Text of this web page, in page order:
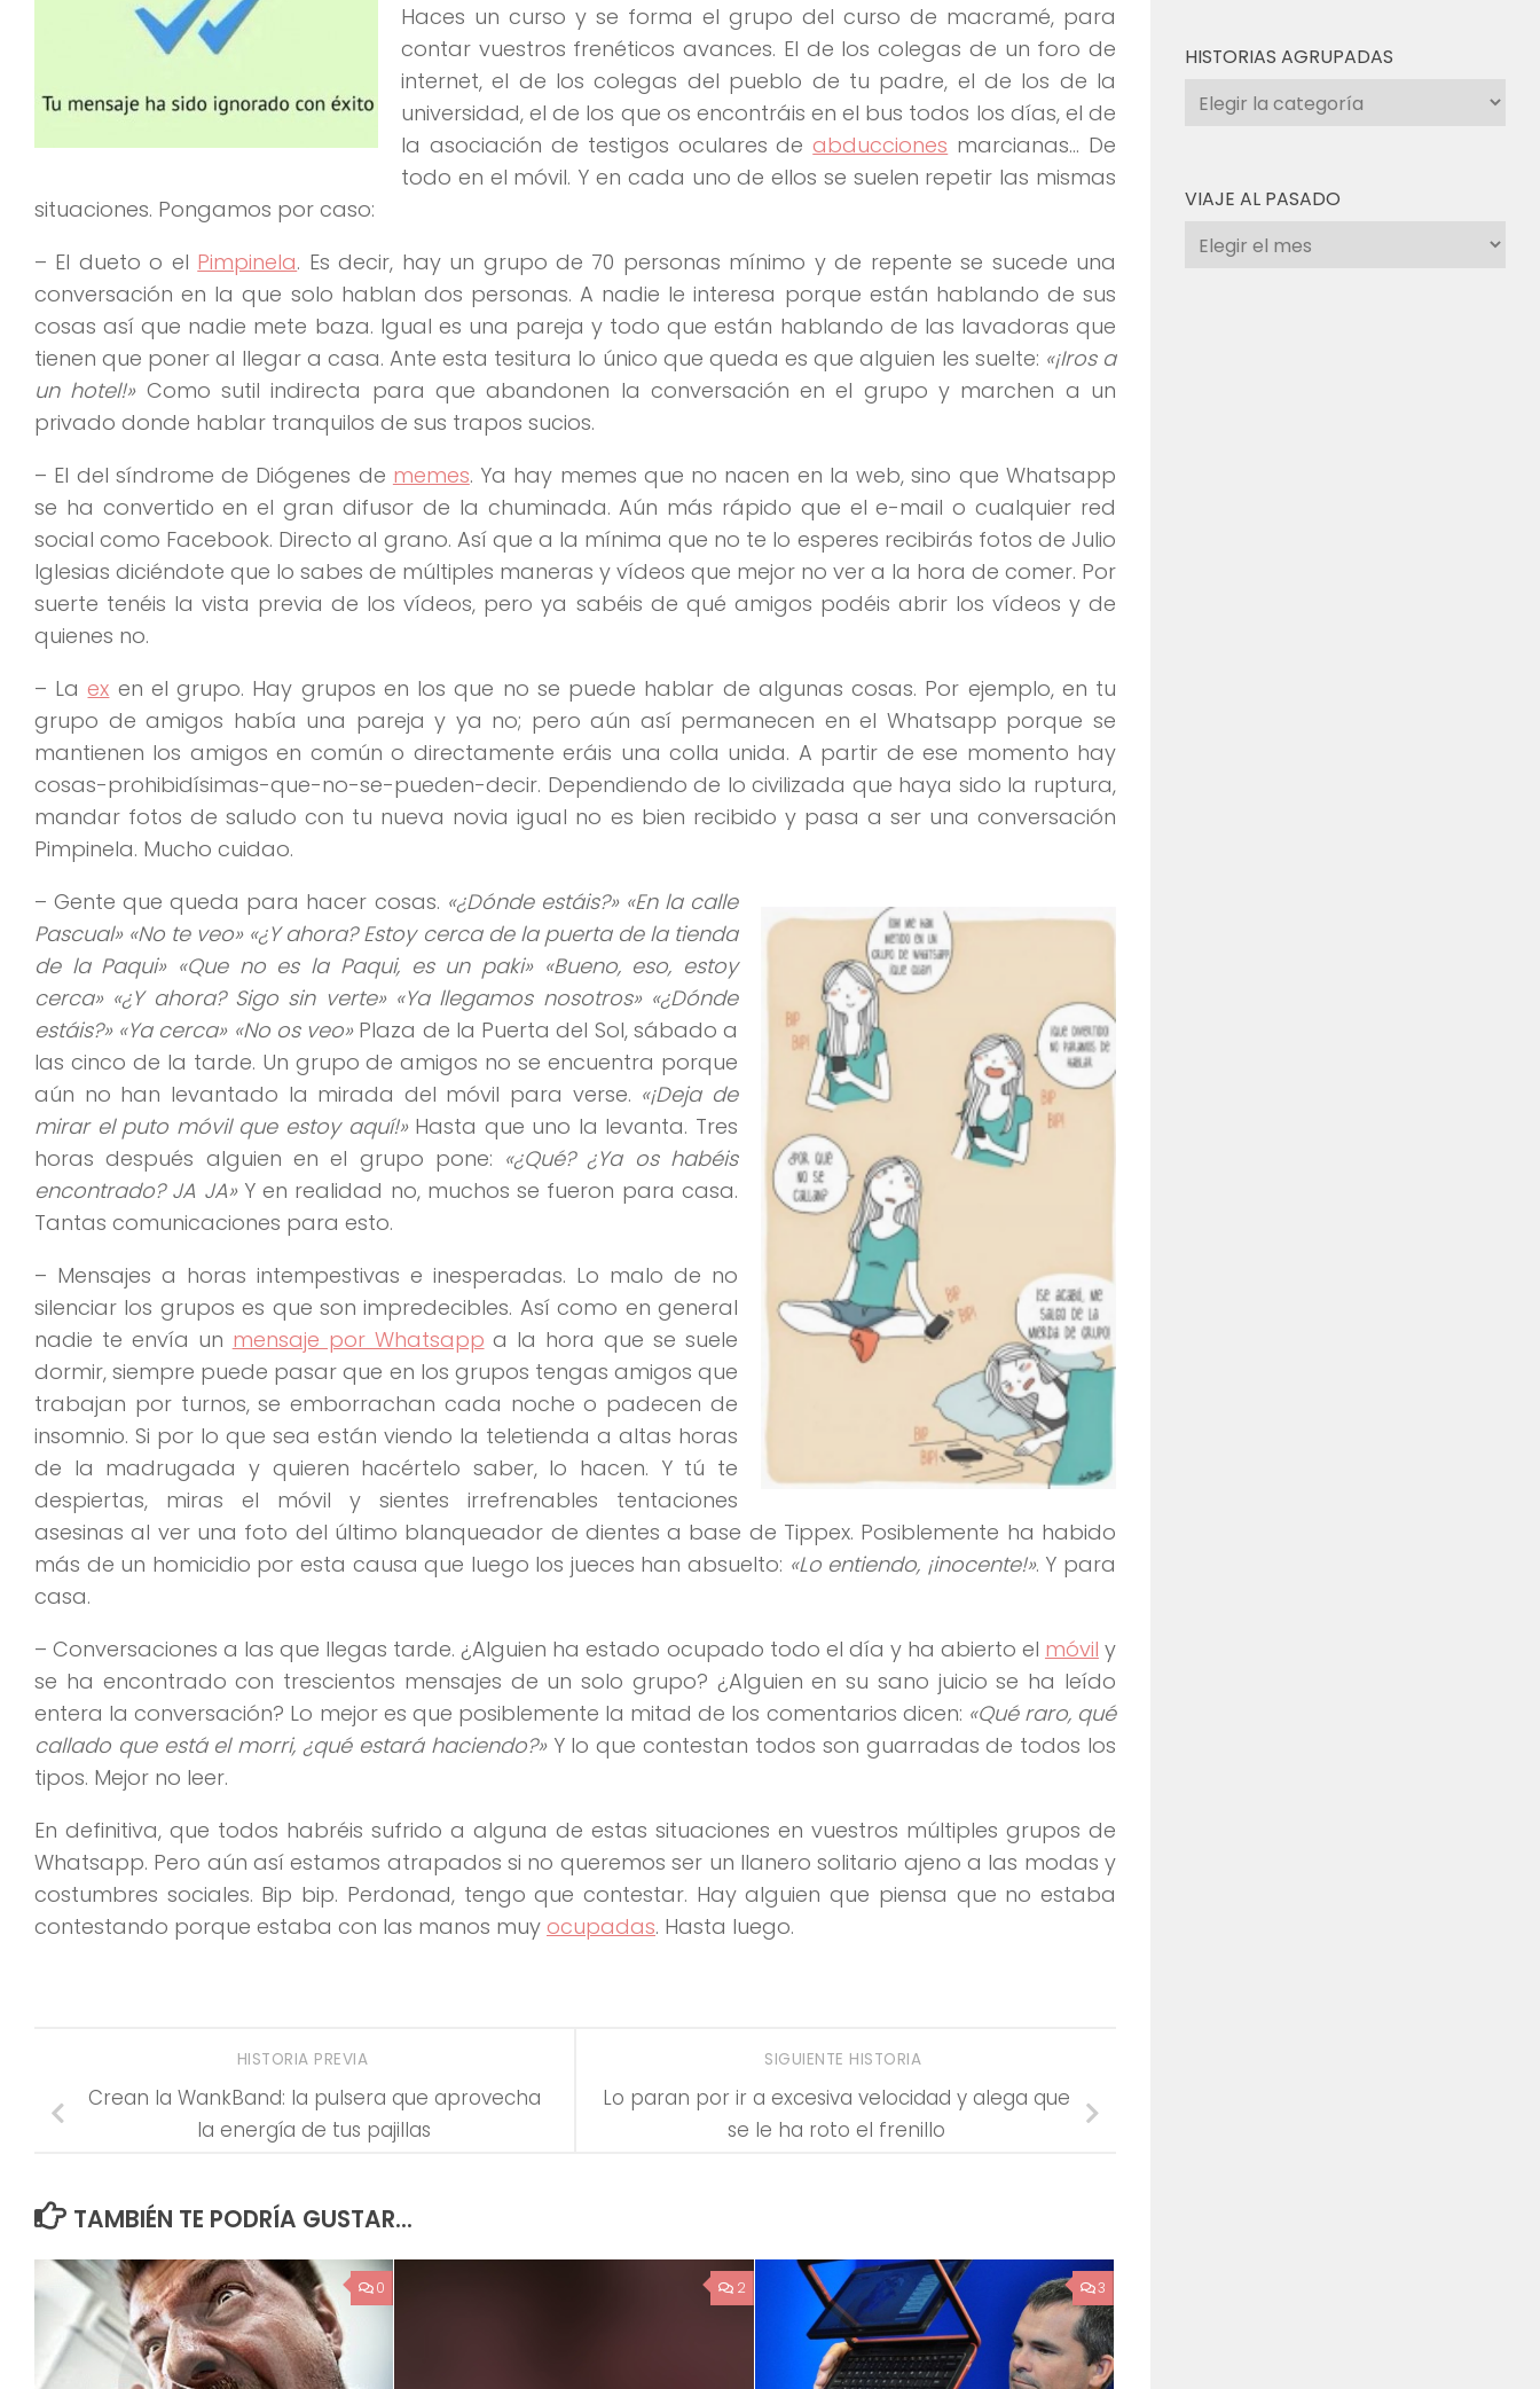
Haces un curso y se forma el grupo del curso de macramé, para
contar vuestros frenéticos avances. El de los colegas de un foro de
internet, el de los colegas del pueblo de tu padre, el de los de la
universidad, el de los que os encontráis en el bus todos los días, el de
la asociación de testigos oculares deabducciones marcianas… De
todo en el móvil. Y en cada uno de ellos se suelen repetir las mismas
situaciones. Pongamos por caso:
– El dueto o el Pimpinela. Es decir, hay un grupo de 70 personas mínimo y de repente se sucede una
conversación en la que solo hablan dos personas. A nadie le interesa porque están hablando de sus
cosas así que nadie mete baza. Igual es una pareja y todo que están hablando de las lavadoras que
tienen que poner al llegar a casa. Ante esta tesitura lo único que queda es que alguien les suelte: «¡Iros a
un hotel!»Como sutil indirecta para que abandonen la conversación en el grupo y marchen a un
privado donde hablar tranquilos de sus trapos sucios.
– El del síndrome de Diógenes de memes. Ya hay memes que no nacen en la web, sino que Whatsapp
se ha convertido en el gran difusor de la chuminada. Aún más rápido que el e-mail o cualquier red
social como Facebook. Directo al grano. Así que a la mínima que no te lo esperes recibirás fotos de Julio
Iglesias diciéndote que lo sabes de múltiples maneras y vídeos que mejor no ver a la hora de comer. Por
suerte tenéis la vista previa de los vídeos, pero ya sabéis de qué amigos podéis abrir los vídeos y de
quienes no.
– Laex en el grupo. Hay grupos en los que no se puede hablar de algunas cosas. Por ejemplo, en tu
grupo de amigos había una pareja y ya no; pero aún así permanecen en el Whatsapp porque se
mantienen los amigos en común o directamente eráis una colla unida. A partir de ese momento hay
cosas-prohibidísimas-que-no-se-pueden-decir. Dependiendo de lo civilizada que haya sido la ruptura,
mandar fotos de saludo con tu nueva novia igual no es bien recibido y pasa a ser una conversación
Pimpinela. Mucho cuidao.
– Gente que queda para hacer cosas. «¿Dónde estáis?» «En la calle
Pascual» «No te veo» «¿Y ahora? Estoy cerca de la puerta de la tienda
de la Paqui» «Que no es la Paqui, es un paki» «Bueno, eso, estoy
cerca» «¿Y ahora? Sigo sin verte» «Ya llegamos nosotros» «¿Dónde
estáis?» «Ya cerca» «No os veo»Plaza de la Puerta del Sol, sábado a
las cinco de la tarde. Un grupo de amigos no se encuentra porque
aún no han levantado la mirada del móvil para verse. «¡Deja de
mirar el puto móvil que estoy aquí!»Hasta que uno la levanta. Tres
horas después alguien en el grupo pone: «¿Qué? ¿Ya os habéis
encontrado? JA JA»Y en realidad no, muchos se fueron para casa.
Tantas comunicaciones para esto.
– Mensajes a horas intempestivas e inesperadas. Lo malo de no
silenciar los grupos es que son impredecibles. Así como en general
nadie te envía un mensaje por Whatsapp a la hora que se suele
dormir, siempre puede pasar que en los grupos tengas amigos que
trabajan por turnos, se emborrachan cada noche o padecen de
insomnio. Si por lo que sea están viendo la teletienda a altas horas
de la madrugada y quieren hacértelo saber, lo hacen. Y tú te
despiertas, miras el móvil y sientes irrefrenables tentaciones
asesinas al ver una foto del último blanqueador de dientes a base de Tippex. Posiblemente ha habido
más de un homicidio por esta causa que luego los jueces han absuelto: «Lo entiendo, ¡inocente!». Y para
casa.
– Conversaciones a las que llegas tarde. ¿Alguien ha estado ocupado todo el día y ha abierto el móvil y
se ha encontrado con trescientos mensajes de un solo grupo? ¿Alguien en su sano juicio se ha leído
entera la conversación? Lo mejor es que posiblemente la mitad de los comentarios dicen: «Qué raro, qué
callado que está el morri, ¿qué estará haciendo?»Y lo que contestan todos son guarradas de todos los
tipos. Mejor no leer.
En definitiva, que todos habréis sufrido a alguna de estas situaciones en vuestros múltiples grupos de
Whatsapp. Pero aún así estamos atrapados si no queremos ser un llanero solitario ajeno a las modas y
costumbres sociales. Bip bip. Perdonad, tengo que contestar. Hay alguien que piensa que no estaba
contestando porque estaba con las manos muy ocupadas. Hasta luego.
SIGUIENTE HISTORIA
Lo paran por ir a excesiva velocidad y alega que
se le ha roto el frenillo
HISTORIA PREVIA
Crean la WankBand: la pulsera que aprovecha
la energía de tus pajillas
TAMBIÉN TE PODRÍA GUSTAR...
0 2 3
HISTORIAS AGRUPADAS
Historias
agrupadas
VIAJE AL PASADO
Viaje